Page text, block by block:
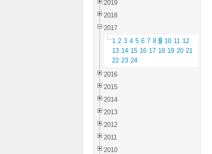
2019
2018
2017
1 2 3 4 5 6 7 8 9 10 11 12
13 14 15 16 17 18 19 20 21
22 23 24
2016
2015
2014
2013
2012
2011
2010